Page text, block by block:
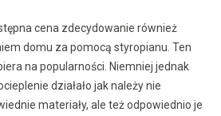
cena zdecydowanie również
domu za pomocą styropianu. Ten
na popularności. Niemniej jednak
działało jak należy nie
materiały, ale też odpowiednio je